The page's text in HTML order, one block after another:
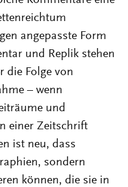
angepasste Form
und Replik stehen
die Folge von
– wenn
und
einer Zeitschrift
ist neu, dass
sondern
können, die sie in